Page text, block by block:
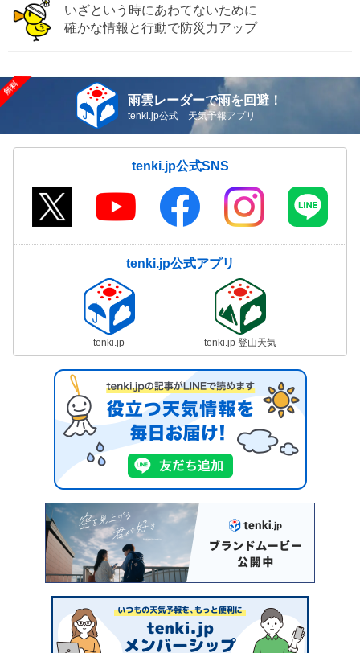
いざという時にあわてないために
確かな情報と行動で防災力アップ
雨雲レーダーで雨を回避！
tenki.jp公式 天気予報アプリ
tenki.jp公式SNS
tenki.jp公式アプリ
tenki.jp tenki.jp 登山天気